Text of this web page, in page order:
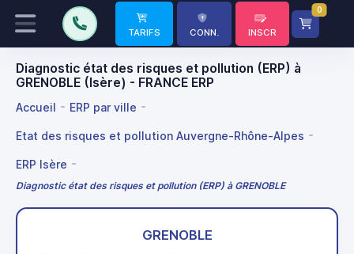
TARIFS CONN. INSCR
0
Diagnostic état des risques et pollution (ERP) à
GRENOBLE (Isère) - FRANCE ERP
Accueil ERP par ville
Etat des risques et pollution Auvergne-Rhône-Alpes
ERP Isère
Diagnostic état des risques et pollution (ERP) à GRENOBLE
GRENOBLE